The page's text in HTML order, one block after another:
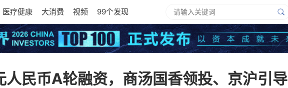
医疗健康 大消费 视频 99个发现
民币A轮融资，商汤国香领投、京沪引导